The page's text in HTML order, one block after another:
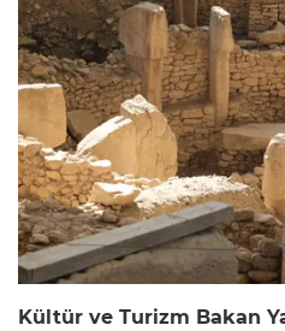
Kültür ve Turizm Bakan